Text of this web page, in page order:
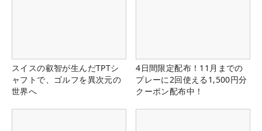
スイスの叡智が生んだTPTシ
ャフトで、ゴルフを異次元の
世界へ
4日間限定配布！11月までの
プレーに2回使える1,500円分
クーポン配布中！